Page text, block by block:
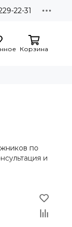
22-31
Корзина
по
и
в